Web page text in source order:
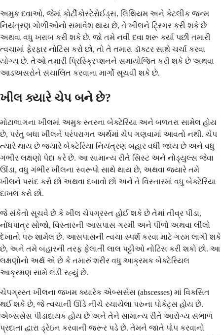
અમુક દવાઓ, જેમાં કોર્ટીકોસ્ટેરોઈડ્સ, લિથિયમ અને કેટલીક જન્મ
નિયંત્રણ ગોળીઓનો સમાવેશ થાય છે, તે ખીલને ટ્રિગર કરી શકે છે
અથવા વધુ ખરાબ કરી શકે છે. જો તમે નવી દવા શરૂ કર્યા પછી તમારી
ત્વચામાં ફેરફાર નોટિસ કરો છો, તો તે તમારા ડૉક્ટર સાથે ચર્ચા કરવા
યોગ્ય છે. તેઓ તમારી પ્રિસ્ક્રિપ્શનને સમાયોજિત કરી શકે છે અથવા
આડઅસરોને સંચાલિત કરવાના માર્ગો સૂચવી શકે છે.
ખીલ ક્યારે ચેપ બને છે?
મોટાભાગના ખીલમાં અમુક સ્તરના બેક્ટેરિયા અને બળતરા સામેલ હોય
છે, પરંતુ બધા ખીલને પરંપરાગત અર્થમાં ચેપ ગણવામાં આવતો નથી. ચેપ
ત્યારે થાય છે જ્યારે બેક્ટેરિયા નિયંત્રણ બહાર વધી જાય છે અને વધુ
ગંભીર લક્ષણો પેદા કરે છે. આ સામાન્ય રીતે સિસ્ટ અને નોડ્યુલ્સ જેવા
ઊંડા, વધુ ગંભીર ખીલના સ્વરૂપો સાથે થાય છે, અથવા જ્યારે તમે
ખીલને પસંદ કરો છો અથવા દબાવો છો અને તે વિસ્તારમાં વધુ બેક્ટેરિયા
દાખલ કરો છો.
જે સંકેતો સૂચવે છે કે ખીલ ચેપગ્રસ્ત હોઈ શકે છે તેમાં તીવ્ર પીડા,
નોંધપાત્ર સોજો, વિસ્તારની આસપાસ ગરમી અને પીળો અથવા લીલો
દેખાતો પરુ શામેલ છે. આસપાસની ત્વચા સ્પર્શ કરવા માટે ગરમ લાગી શકે
છે, અને તમે બહારની તરફ ફેલાતી લાલ પટ્ટીઓ નોટિસ કરી શકો છો. આ
લક્ષણોનો અર્થ એ છે કે તમારું શરીર વધુ આક્રમક બેક્ટેરિયલ
આક્રમણ સામે લડી રહ્યું છે.
ચેપગ્રસ્ત ખીલના જખમ ક્યારેક એબ્સસેસ (abscesses) માં વિકસિત
થઈ શકે છે, જે ત્વચાની ઊંડે નીચે રચાયેલા પરુના પોકેટ્સ હોય છે.
એબ્સસેસ પીડાદાયક હોય છે અને તેને સામાન્ય રીતે આરોગ્ય સંભાળ
પ્રદાતા દ્વારા ડ્રેઇન કરવાની જરૂર પડે છે. તેમને જાતે પોપ કરવાનો